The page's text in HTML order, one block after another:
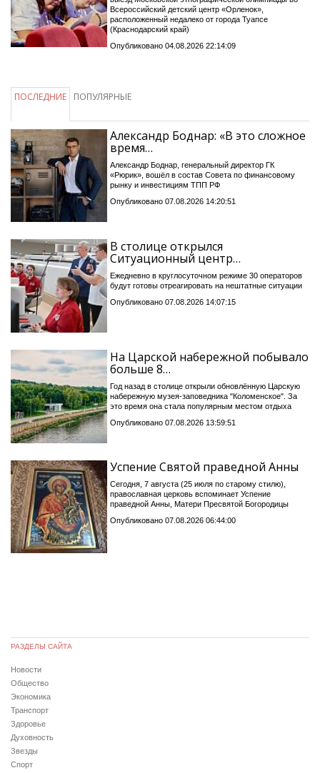
Всероссийский детский центр «Орленок»,
расположенный недалеко от города Туапсе
(Краснодарский край)
Опубликовано 04.08.2026 22:14:09
ПОСЛЕДНИЕ ПОПУЛЯРНЫЕ
Александр Боднар: «В это сложное
время…
Александр Боднар, генеральный директор ГК
«Рюрик», вошёл в состав Совета по финансовому
рынку и инвестициям ТПП РФ
Опубликовано 07.08.2026 14:20:51
В столице открылся
Ситуационный центр…
Ежедневно в круглосуточном режиме 30 операторов
будут готовы отреагировать на нештатные ситуации
Опубликовано 07.08.2026 14:07:15
На Царской набережной побывало
больше 8…
Год назад в столице открыли обновлённую Царскую
набережную музея-заповедника "Коломенское". За
это время она стала популярным местом отдыха
Опубликовано 07.08.2026 13:59:51
Успение Святой праведной Анны
Сегодня, 7 августа (25 июля по старому стилю),
православная церковь вспоминает Успение
праведной Анны, Матери Пресвятой Богородицы
Опубликовано 07.08.2026 06:44:00
РАЗДЕЛЫ САЙТА
Новости
Общество
Экономика
Транспорт
Здоровье
Духовность
Звезды
Спорт